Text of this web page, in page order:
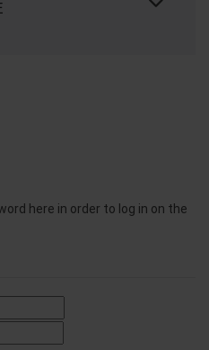
here in order to log in on the